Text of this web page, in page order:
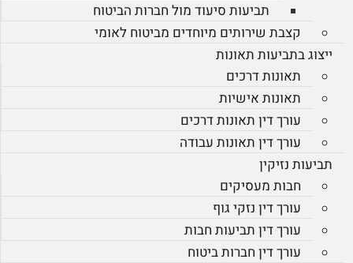
תביעות סיעוד מול חברות הביטוח
קצבת שירותים מיוחדים מביטוח לאומי
ייצוג בתביעות תאונות
תאונות דרכים
תאונות אישיות
עורך דין תאונות דרכים
עורך דין תאונות עבודה
תביעות נזיקין
חבות מעסיקים
עורך דין נזקי גוף
עורך דין תביעות חבות
עורך דין חברות ביטוח